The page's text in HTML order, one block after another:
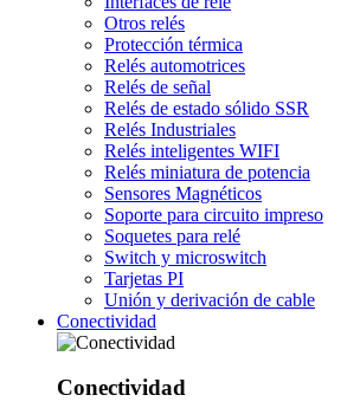
Otros relés
Protección térmica
Relés automotrices
Relés de señal
Relés de estado sólido SSR
Relés Industriales
Relés inteligentes WIFI
Relés miniatura de potencia
Sensores Magnéticos
Soporte para circuito impreso
Soquetes para relé
Switch y microswitch
Tarjetas PI
Unión y derivación de cable
Conectividad
Conectividad